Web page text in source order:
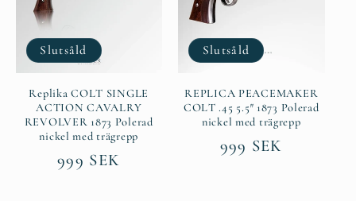
Slutsåld
Replika COLT SINGLE
ACTION CAVALRY
REVOLVER 1873 Polerad
nickel med trägrepp
Ordinarie
999 SEK
Slutsåld
REPLICA PEACEMAKER
COLT .45 5.5″ 1873 Polerad
nickel med trägrepp
Ordinarie
999 SEK